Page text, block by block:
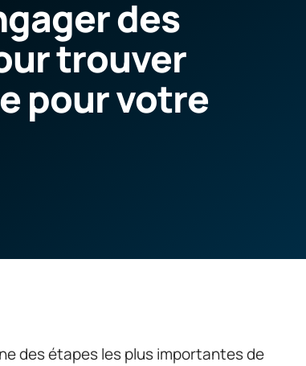
des
trouver
pour votre
des étapes les plus importantes de